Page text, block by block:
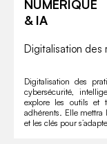
& IA
cybersécurité,
explore les outils et
adhérents. Elle mettra
et les clés pour